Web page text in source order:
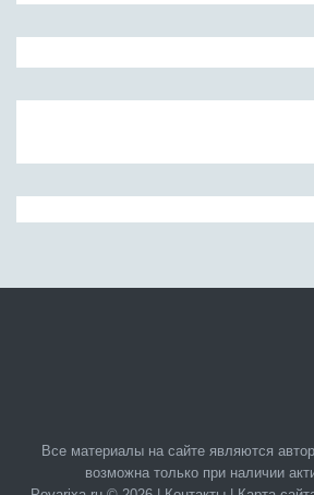
Все материалы на сайте являются
возможна только при наличии